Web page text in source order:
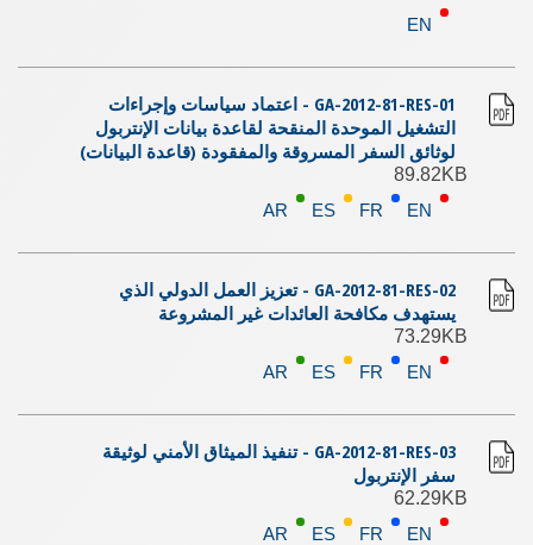
EN
GA-2012-81-RES-01 - اعتماد سياسات وإجراءات
التشغيل الموحدة المنقحة لقاعدة بيانات الإنتربول
لوثائق السفر المسروقة والمفقودة (قاعدة البيانات)
89.82KB
EN
FR
ES
AR
GA-2012-81-RES-02 - تعزيز العمل الدولي الذي
يستهدف مكافحة العائدات غير المشروعة
73.29KB
EN
FR
ES
AR
GA-2012-81-RES-03 - تنفيذ الميثاق الأمني لوثيقة
سفر الإنتربول
62.29KB
EN
FR
ES
AR